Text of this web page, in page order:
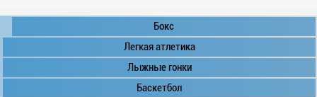
Бокс
Легкая атлетика
Лыжные гонки
Баскетбол